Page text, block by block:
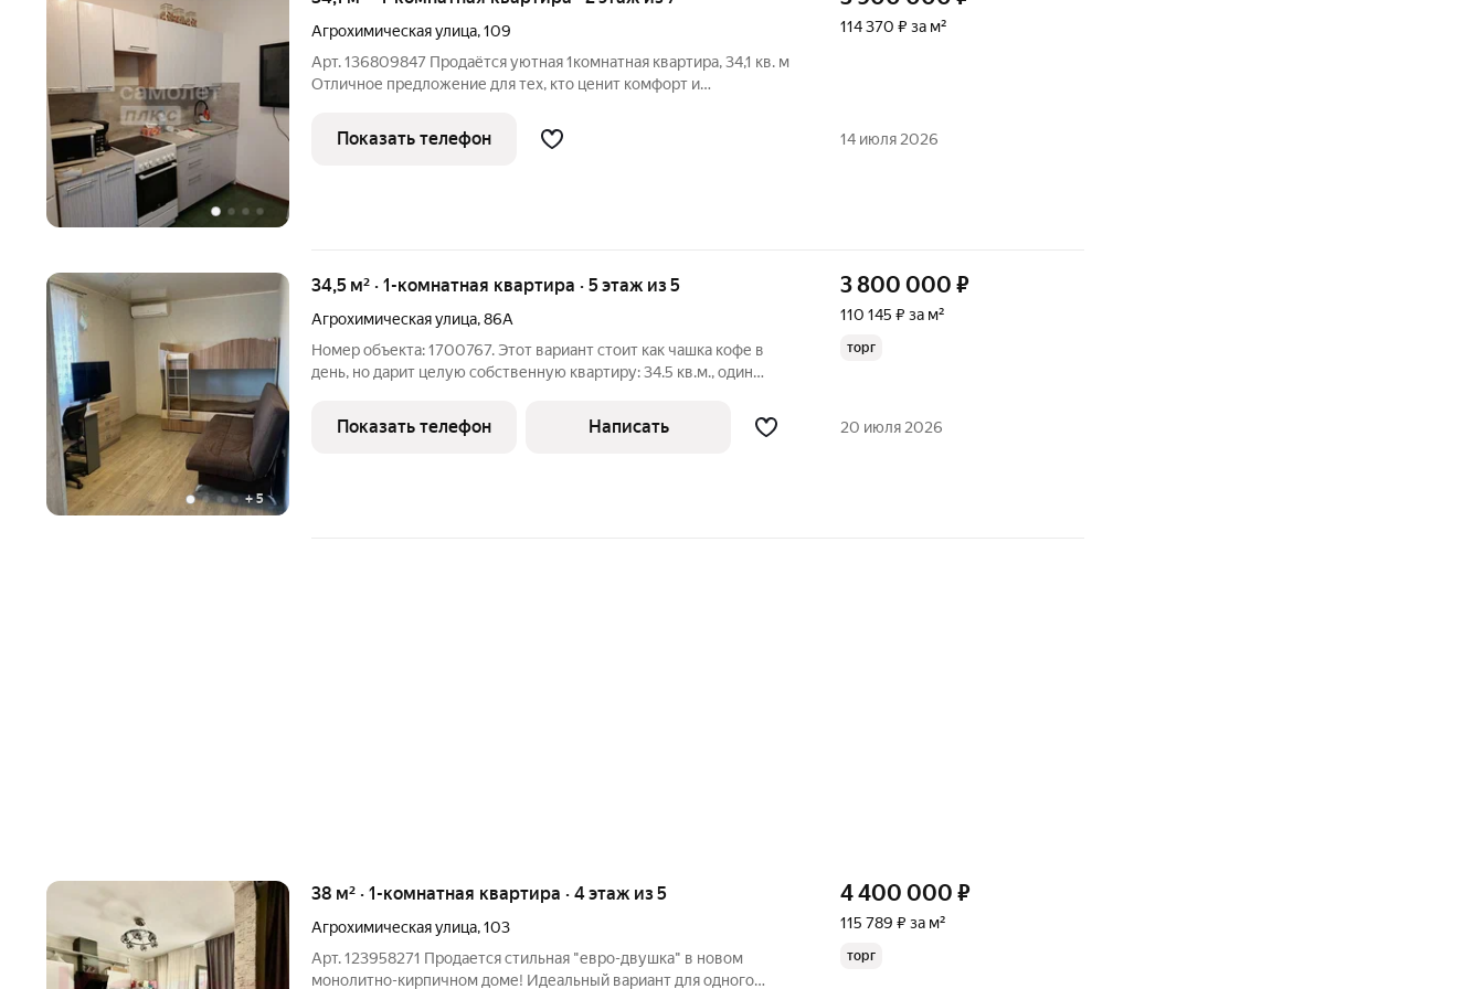
Агрохимическая улица,109
Арт. 136809847 Продаётся уютная 1комнатная квартира, 34,1 кв. м
Отличное предложение для тех, кто ценит комфорт и
свежий ремонт заезжай и живи; вся мебель и бытовая техника
остаются новому
114 370 ₽ за м²
Показать телефон 14 июля 2026
+5
34,5 м² · 1-комнатная квартира · 5 этаж из 5
Агрохимическая улица,86А
Номер объекта: 1700767. Этот вариант стоит как чашка кофе в
день, но дарит целую собственную квартиру: 34.5 кв.м., один
пятиэтажки. Вторичный рынок, полная готовность к сделке, и при
этом
3 800 000 ₽
110 145 ₽ за м²
торг
Показать телефон Написать 20 июля 2026
38 м² · 1-комнатная квартира · 4 этаж из 5
Агрохимическая улица,103
Арт. 123958271 Продается стильная "евро-двушка" в новом
монолитно-кирпичном доме! Идеальный вариант для одного
4 400 000 ₽
115 789 ₽ за м²
торг